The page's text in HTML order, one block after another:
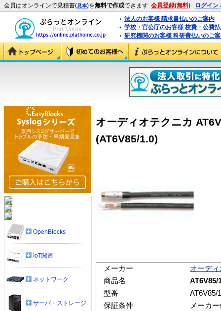
会員はオンラインで見積書(見本)を無料で作成できます 会員登録(無料) ログイン
法人のお客様 請求書払いのご案内
学校・官公庁のお客様 校費・公費
研究機関のお客様 科研費払いのご
オーディオテクニカ
(AT6V85/1.0)
メーカー
オーデ
商品名
AT6V85/
型番
AT6V85/
保証条件
メーカ
OpenBlocks
IoT関連
ネットワーク
サーバ・ストレージ